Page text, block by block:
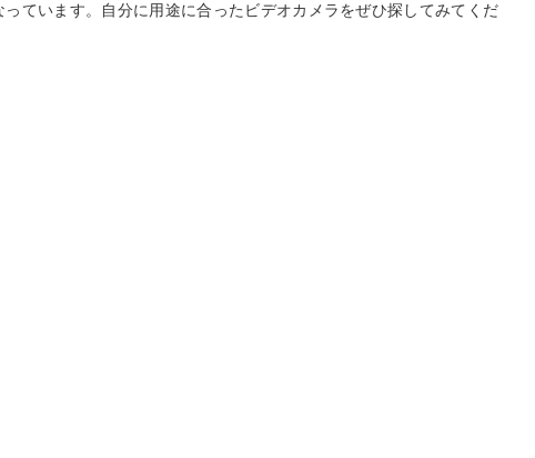
ています。自分に用途に合ったビデオカメラをぜひ探してみてくだ